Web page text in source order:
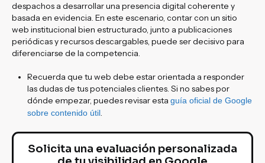
despachos a desarrollar una presencia digital coherente y
basada en evidencia. En este escenario, contar con un sitio
web institucional bien estructurado, junto a publicaciones
periódicas y recursos descargables, puede ser decisivo para
diferenciarse de la competencia.
Recuerda que tu web debe estar orientada a responder
las dudas de tus potenciales clientes. Si no sabes por
dónde empezar, puedes revisar estaguía oficial de Google
sobre contenido útil.
Solicita una evaluación personalizada